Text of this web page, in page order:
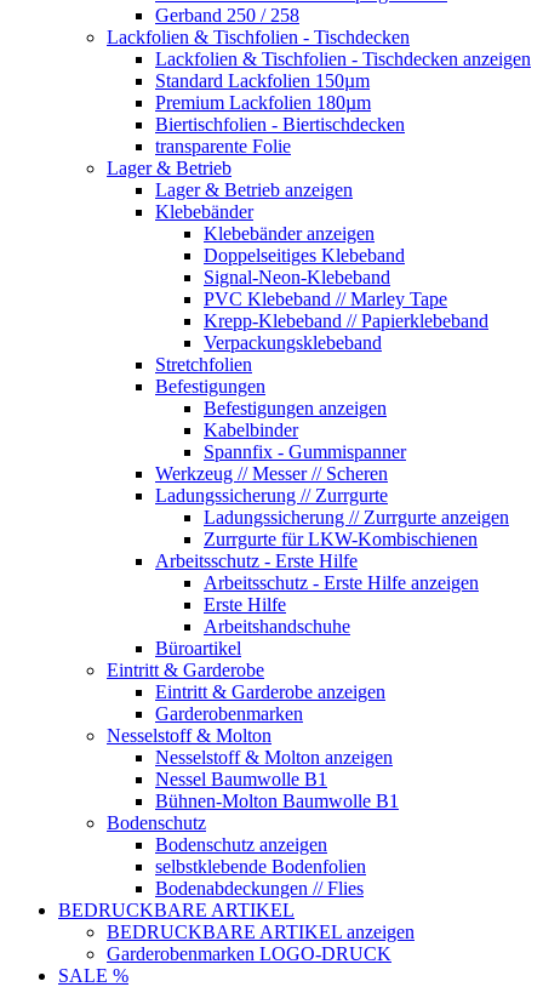
Gerband 250 / 258
Lackfolien & Tischfolien - Tischdecken
Lackfolien & Tischfolien - Tischdecken anzeigen
Standard Lackfolien 150µm
Premium Lackfolien 180µm
Biertischfolien - Biertischdecken
transparente Folie
Lager & Betrieb
Lager & Betrieb anzeigen
Klebebänder
Klebebänder anzeigen
Doppelseitiges Klebeband
Signal-Neon-Klebeband
PVC Klebeband // Marley Tape
Krepp-Klebeband // Papierklebeband
Verpackungsklebeband
Stretchfolien
Befestigungen
Befestigungen anzeigen
Kabelbinder
Spannfix - Gummispanner
Werkzeug // Messer // Scheren
Ladungssicherung // Zurrgurte
Ladungssicherung // Zurrgurte anzeigen
Zurrgurte für LKW-Kombischienen
Arbeitsschutz - Erste Hilfe
Arbeitsschutz - Erste Hilfe anzeigen
Erste Hilfe
Arbeitshandschuhe
Büroartikel
Eintritt & Garderobe
Eintritt & Garderobe anzeigen
Garderobenmarken
Nesselstoff & Molton
Nesselstoff & Molton anzeigen
Nessel Baumwolle B1
Bühnen-Molton Baumwolle B1
Bodenschutz
Bodenschutz anzeigen
selbstklebende Bodenfolien
Bodenabdeckungen // Flies
BEDRUCKBARE ARTIKEL
BEDRUCKBARE ARTIKEL anzeigen
Garderobenmarken LOGO-DRUCK
SALE %